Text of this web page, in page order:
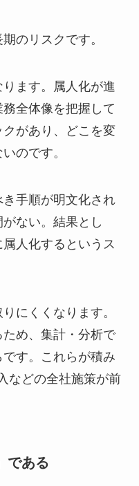
のリスクです。
ます。属人化が進
全体像を把握して
があり、どこを変
のです。
手順が明文化され
ない。結果とし
人化するというス
にくくなります。
め、集計・分析で
す。これらが積み
などの全社施策が前
である